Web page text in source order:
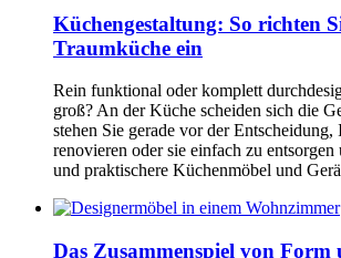
Küchengestaltung: So richten
Traumküche ein
Rein funktional oder komplett
groß? An der Küche scheiden sich die
stehen Sie gerade vor der
renovieren oder sie einfach zu entsorgen
und praktischere Küchenmöbel und
Das Zusammenspiel von